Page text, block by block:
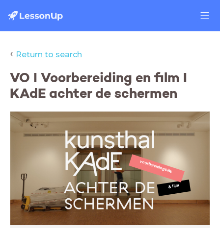
‹ Return to search
VO I Voorbereiding en film I
KAdE achter de schermen
& film
voorbereidingsles